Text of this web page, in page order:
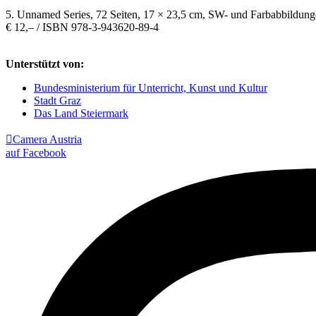
5. Unnamed Series, 72 Seiten, 17 × 23,5 cm, SW- und
€ 12,– / ISBN 978-3-943620-89-4
Unterstützt von:
Bundesministerium für Unterricht, Kunst und Kultur
Stadt Graz
Das Land Steiermark
Camera Austria
auf Facebook